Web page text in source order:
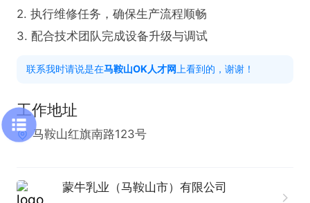
2. 执行维修任务，确保生产流程顺畅
3. 配合技术团队完成设备升级与调试
联系我时请说是在马鞍山OK人才网 上看到的，谢谢！
工作地址
马鞍山红旗南路123号
蒙牛乳业（马鞍山市）有限公司